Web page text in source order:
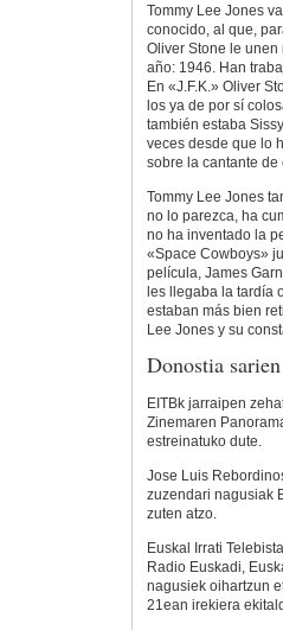
Tommy Lee Jones
conocido, al que,
Oliver Stone le
año: 1946. Han
En «J.F.K.» Oliver
los ya de por sí
también estaba
veces desde que lo
sobre la cantante de
Tommy Lee Jones
no lo parezca, ha
no ha inventado la
«Space Cowboys»
película, James
les llegaba la tardía
estaban más bien
Lee Jones y su
Donostia
EITBk jarraipen
Zinemaren
estreinatuko dute.
Jose Luis
zuzendari nagusiak
zuten atzo.
Euskal Irrati
Radio Euskadi,
nagusiek oihartzun
21ean irekiera